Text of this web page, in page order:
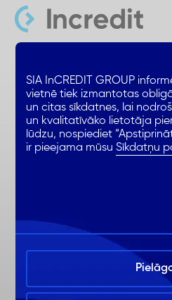
Patēriņa kredīts līdz
Samazināta % likme
1. mēnesis BEZ ikmēneša %
Ērta noformēšana online
SIA InCREDIT GROUP
vietnē tiek izmantotas
un citas sīkdatnes, lai
un kvalitatīvāko lietotāja
lūdzu, nospiediet
ir pieejama mūsuSīkdatņu